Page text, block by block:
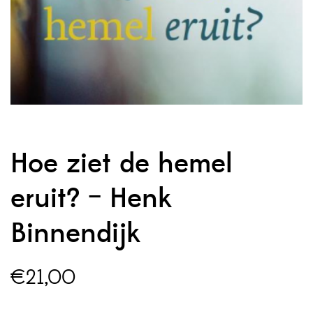
Hoe ziet de hemel
eruit? – Henk
Binnendijk
€21,00